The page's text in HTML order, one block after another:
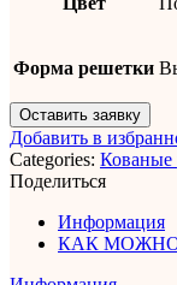
Форма решетки
Оставить заявку
Добавить в
Categories: Кованые
Поделиться
Информация
КАК МОЖНО